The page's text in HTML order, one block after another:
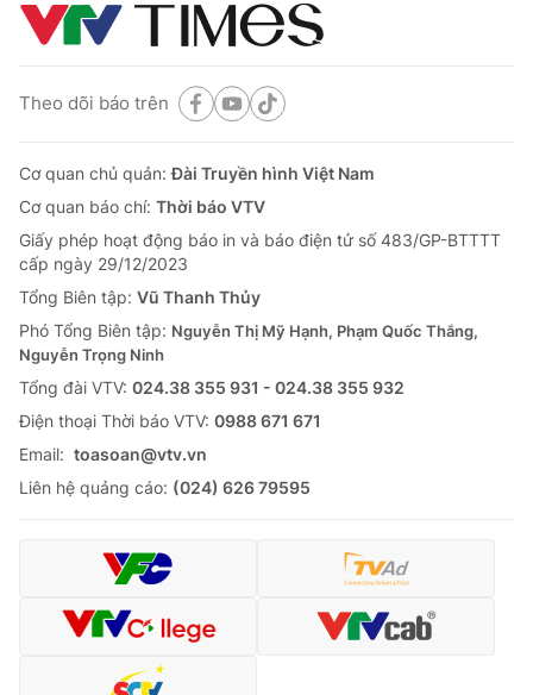
Theo dõi báo trên
Cơ quan chủ quản:Đài Truyền hình Việt Nam
Cơ quan báo chí: Thời báo VTV
Giấy phép hoạt động báo in và báo điện tử số 483/GP-BTTTT
cấp ngày 29/12/2023
Tổng Biên tập: Vũ Thanh Thủy
Phó Tổng Biên tập: Nguyễn Thị Mỹ Hạnh, Phạm Quốc Thắng,
Nguyễn Trọng Ninh
Tổng đài VTV: 024.38 355 931 - 024.38 355 932
Ðiện thoại Thời báo VTV: 0988 671 671
Email: toasoan@vtv.vn
Liên hệ quảng cáo: (024) 626 79595